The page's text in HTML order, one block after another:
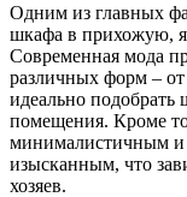
Одним из главных
шкафа в прихожую,
Современная мода
различных форм – от
идеально
помещения. Кроме
минималистичным и
изысканным, что
хозяев.